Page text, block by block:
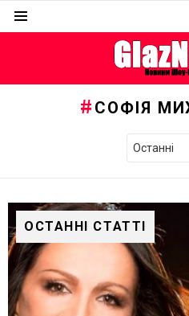
СОФІЯ
ОСТАННІ СТАТТІ